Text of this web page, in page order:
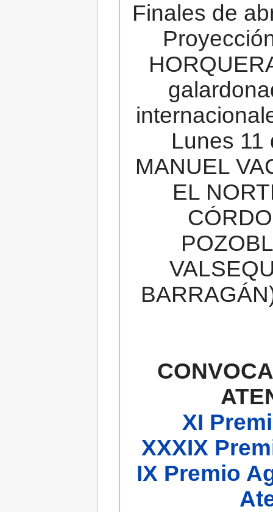
Finales de
Lunes 11
MANUEL
EL
XI
XXXIX
IX Premio